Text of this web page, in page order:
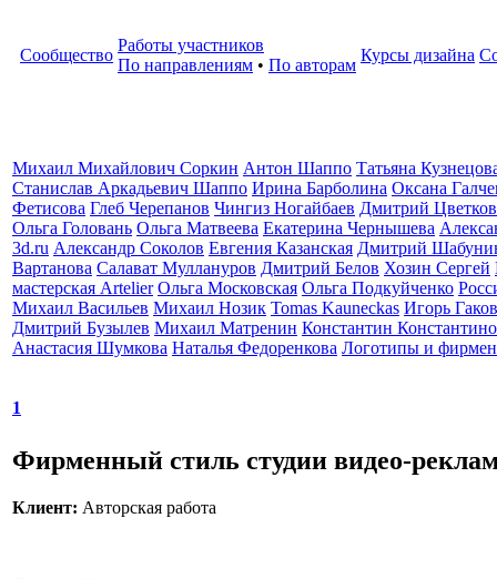
Сообщество
Работы участников
По направлениям • По авторам
Курсы дизайна
Михаил Михайлович Соркин Антон Шаппо Татьяна
Станислав Аркадьевич Шаппо Ирина Барболина Оксана
Фетисова Глеб Черепанов Чингиз Ногайбаев Дмитрий Цветков
Ольга Головань Ольга Матвеева Екатерина Чернышева
3d.ru Александр Соколов Евгения Казанская Дмитрий
Вартанова Салават Муллануров Дмитрий Белов Хозин Сергей
мастерская Artelier Ольга Московская Ольга Подкуйченко
Михаил Васильев Михаил Нозик Tomas Kauneckas Игорь Гаков
Дмитрий Бузылев Михаил Матренин Константин
Анастасия Шумкова Наталья Федоренкова Логотипы и
1
Фирменный стиль студии видео-
Клиент: Авторская работа